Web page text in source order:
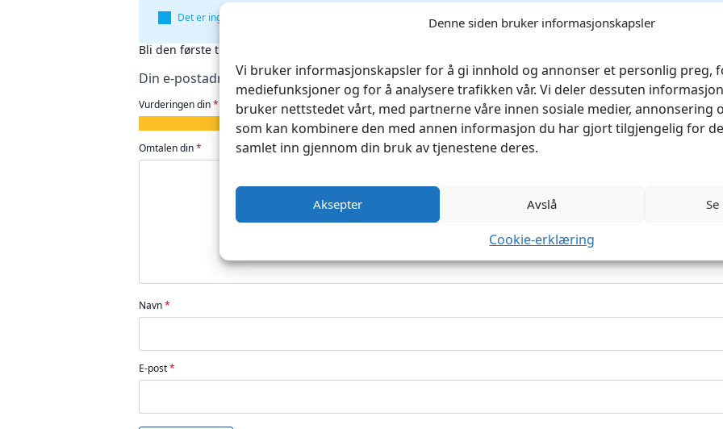
Denne siden bruker informasjonskapsler
Vi bruker informasjonskapsler for å gi innhold og annonser et personlig preg,
mediefunksjoner og for å analysere trafikken vår. Vi deler dessuten
bruker nettstedet vårt, med partnerne våre innen sosiale medier, annonsering
som kan kombinere den med annen informasjon du har gjort tilgjengelig for
samlet inn gjennom din bruk av tjenestene deres.
Aksepter Avslå
Cookie-erklæring
Det er ingen omtaler ennå.
Bli den første til å omtale «Knivblad Japansk Kiritsuke Knife 8″ 205mm hamret stål»
Din e-postadresse vil ikke bli publisert. Obligatoriske felt er merket med*
Vurderingen din*
av
5
av
5
av
5
av
5 5
Omtalen din*
Navn*
E-post*